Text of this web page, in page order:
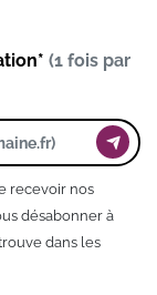
(1 fois par
recevoir nos
désabonner à
dans les